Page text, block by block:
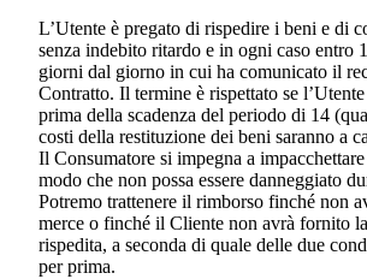
L’Utente è pregato di rispedire i beni e di
senza indebito ritardo e in ogni caso entro
giorni dal giorno in cui ha comunicato il
Contratto. Il termine è rispettato se
prima della scadenza del periodo di 14
costi della restituzione dei beni saranno a
Il Consumatore si impegna a
modo che non possa essere danneggiato
Potremo trattenere il rimborso finché non
merce o finché il Cliente non avrà fornito
rispedita, a seconda di quale delle due
per prima.